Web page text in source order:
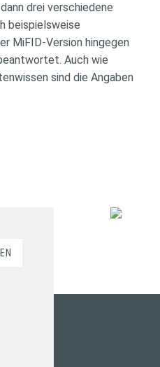
drei verschiedene
beispielsweise
MiFID-Version hingegen
Auch wie
sind die Angaben